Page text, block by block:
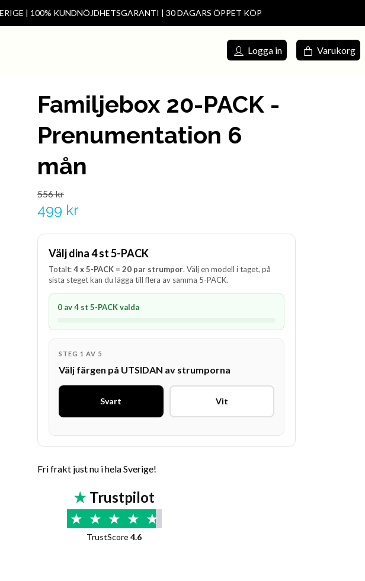
| 100% KUNDNÖJDHETSGARANTI | 30 DAGARS ÖPPET KÖP
Logga in Varukorg
Familjebox 20-PACK -
Prenumentation 6
mån
556 kr
499 kr
Välj dina 4 st 5-PACK
Totalt:4 x 5-PACK = 20 par strumpor. Välj en modell i taget, på
sista steget kan du lägga till flera av samma 5-PACK.
0 av 4 st 5-PACK valda
STEG 1 AV 5
Välj färgen på UTSIDAN av strumporna
Svart Vit
Fri frakt just nu i hela Sverige!
★ Trustpilot
★ ★ ★ ★ ★
TrustScore4.6